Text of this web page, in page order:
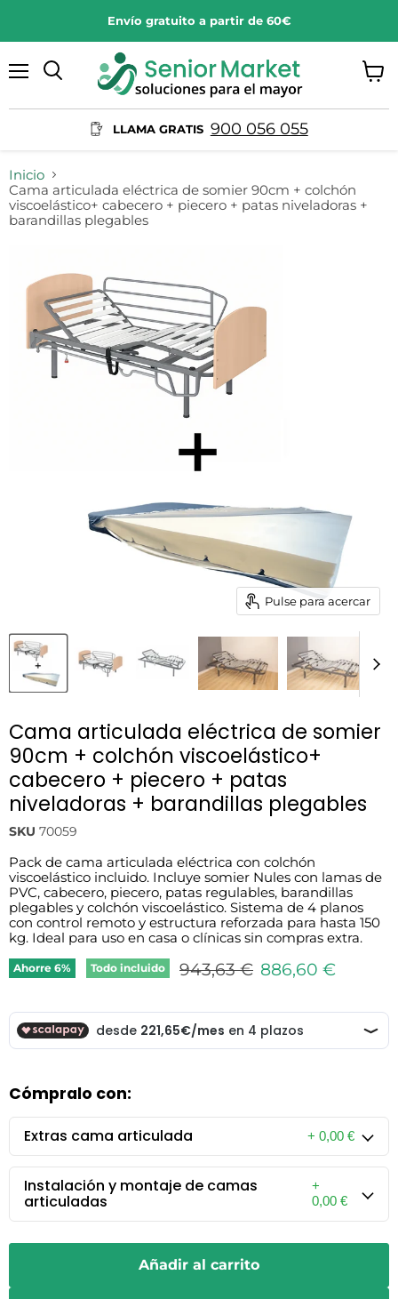
Envío gratuito a partir de 60€
LLAMA GRATIS 900 056 055
Inicio
Cama articulada eléctrica de somier 90cm + colchón
viscoelástico+ cabecero + piecero + patas niveladoras +
barandillas plegables
Pulse para acercar
Cama articulada eléctrica de somier
90cm + colchón viscoelástico+
cabecero + piecero + patas
niveladoras + barandillas plegables
SKU 70059
Pack de cama articulada eléctrica con colchón
viscoelástico incluido. Incluye somier Nules con lamas de
PVC, cabecero, piecero, patas regulables, barandillas
plegables y colchón viscoelástico. Sistema de 4 planos
con control remoto y estructura reforzada para hasta 150
kg. Ideal para uso en casa o clínicas sin compras extra.
Ahorre 6% Todo incluido Precio original
943,63 € Precio actual
886,60 €
Cómpralo con:
Extras cama articulada + 0,00 €
Instalación y montaje de camas
articuladas
+
0,00 €
Añadir al carrito